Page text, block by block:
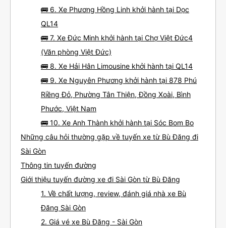
🚌 6. Xe Phương Hồng Linh khởi hành tại Dọc
QL14
🚌 7. Xe Đức Minh khởi hành tại Chợ Việt Đức4
(Văn phòng Việt Đức)
🚌 8. Xe Hải Hân Limousine khởi hành tại QL14
🚌 9. Xe Nguyên Phương khởi hành tại 878 Phú
Riềng Đỏ, Phường Tân Thiện, Đồng Xoài, Bình
Phước, Việt Nam
🚌 10. Xe Anh Thành khởi hành tại Sóc Bom Bo
Những câu hỏi thường gặp về tuyến xe từ Bù Đăng đi
Sài Gòn
Thông tin tuyến đường
Giới thiệu tuyến đường xe đi Sài Gòn từ Bù Đăng
1. Về chất lượng, review, đánh giá nhà xe Bù
Đăng Sài Gòn
2. Giá vé xe Bù Đăng - Sài Gòn